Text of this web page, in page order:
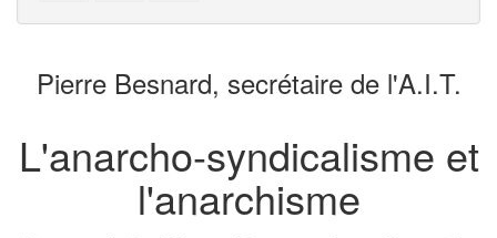
au
de
livres
parties
le
générateur
Pierre Besnard, secrétaire de l'A.I.T.
L'anarcho-syndicalisme et
l'anarchisme